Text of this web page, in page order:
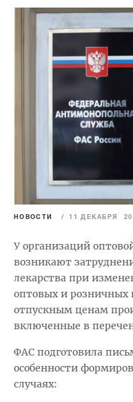
НОВОСТИ / 11 ДЕКАБРЯ
У организаций
возникают
лекарства при
оптовых и розничных
отпускным ценам
включенные в
ФАС подготовила
особенности
случаях: